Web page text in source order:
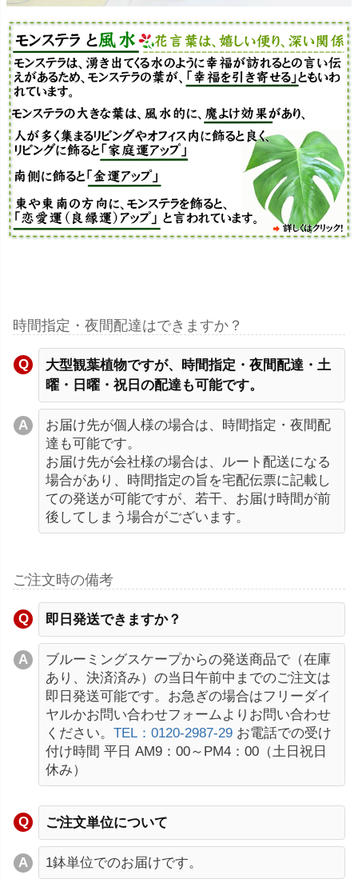
時間指定・夜間配達はできますか？
大型観葉植物ですが、時間指定・夜間配達・土
曜・日曜・祝日の配達も可能です。
お届け先が個人様の場合は、時間指定・夜間配
達も可能です。
お届け先が会社様の場合は、ルート配送になる
場合があり、時間指定の旨を宅配伝票に記載し
ての発送が可能ですが、若干、お届け時間が前
後してしまう場合がございます。
ご注文時の備考
即日発送できますか？
ブルーミングスケープからの発送商品で（在庫
あり、決済済み）の当日午前中までのご注文は
即日発送可能です。お急ぎの場合はフリーダイ
ヤルかお問い合わせフォームよりお問い合わせ
ください。 TEL：0120-2987-29 お電話での受け
付け時間 平日 AM9：00～PM4：00（土日祝日
休み）
ご注文単位について
1鉢単位でのお届けです。